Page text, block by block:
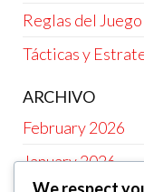
Reglas del
Tácticas y
ARCHIVO
February 2026
January 2026